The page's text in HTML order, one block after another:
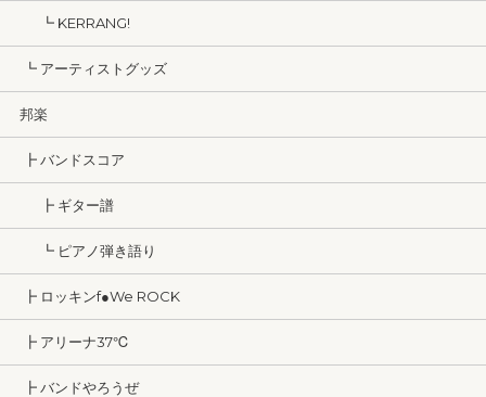
┗ KERRANG!
┗ アーティストグッズ
邦楽
┣ バンドスコア
┣ ギター譜
┗ ピアノ弾き語り
┣ ロッキンf●We ROCK
┣ アリーナ37℃
┣ バンドやろうぜ